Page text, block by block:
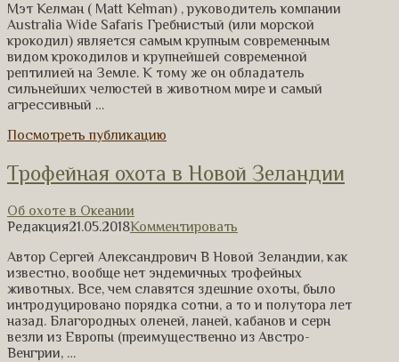
Мэт Келман ( Matt Kelman) , руководитель компании
Australia Wide Safaris Гребнистый (или морской
крокодил) является самым крупным современным
видом крокодилов и крупнейшей современной
рептилией на Земле. К тому же он обладатель
сильнейших челюстей в животном мире и самый
агрессивный …
Посмотреть публикацию
Трофейная охота в Новой Зеландии
Об охоте в Океании
Редакция21.05.2018Комментировать
Автор Сергей Александрович В Новой Зеландии, как
известно, вообще нет эндемичных трофейных
животных. Все, чем славятся здешние охоты, было
интродуцировано порядка сотни, а то и полутора лет
назад. Благородных оленей, ланей, кабанов и серн
везли из Европы (преимущественно из Австро-
Венгрии, …